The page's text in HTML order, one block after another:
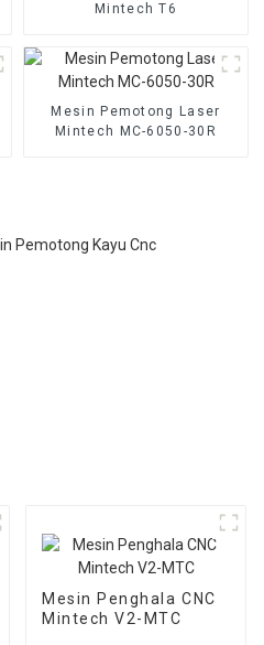
Mintech T6
Mesin Pemotong Laser
Mintech MC-6050-30R
Mesin Penghala CNC
Mintech V2-MTC